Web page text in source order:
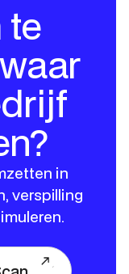
te
in
verspilling